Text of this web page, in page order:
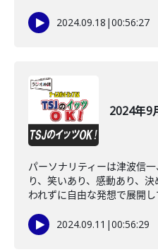
2024.09.18 |00:56:27
2024年
パーソナリティーは津波信
り、笑いあり、感動あり、
われずに自由な発想で展開し
2024.09.11 |00:56:29